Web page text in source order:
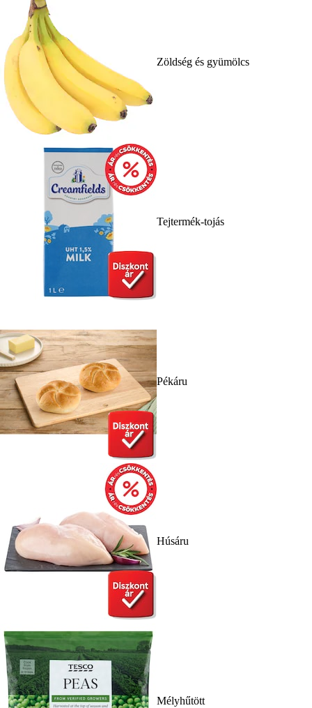
Zöldség és gyümölcs
Tejtermék-tojás
Pékáru
Húsáru
Mélyhűtött